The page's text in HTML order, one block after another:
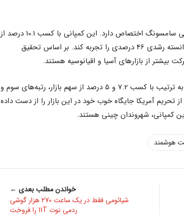
جایگاه دوم این بازار به رقیب سرسخت اپل یعنی سامسونگ اختصاص دارد. این کمپانی با کسب 10.1 درصد از
سهم بازار نسبت به مدت مشابه در سال 2021 توانسته رشدی 46 درصدی را تجربه کند. بر اساس تحقیق
بیشتر از بازارهای آسیا و اقیانوسیه هستند.
در این تحقیق، برندهای هواوی و شیائومی نیز به ترتیب با کسب 7.2 و 5 درصد از سهم بازار، رتبه‌های سوم و
آمریکا جایگاه خوب خود در این بازار را از دست داده
کمپانی، شهروندان چینی هستند.
هوشمند
خواندن مطلب بعدی ←
شیائومی فقط در یک ساعت 270 هزار گوشی
ردمی نوت 11T را فروخت